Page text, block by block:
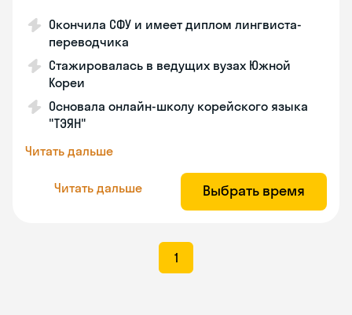
Окончила СФУ и имеет диплом лингвиста-
переводчика
Стажировалась в ведущих вузах Южной
Кореи
Основала онлайн-школу корейского языка
"ТЭЯН"
Читать дальше
Читать дальше Выбрать время
1